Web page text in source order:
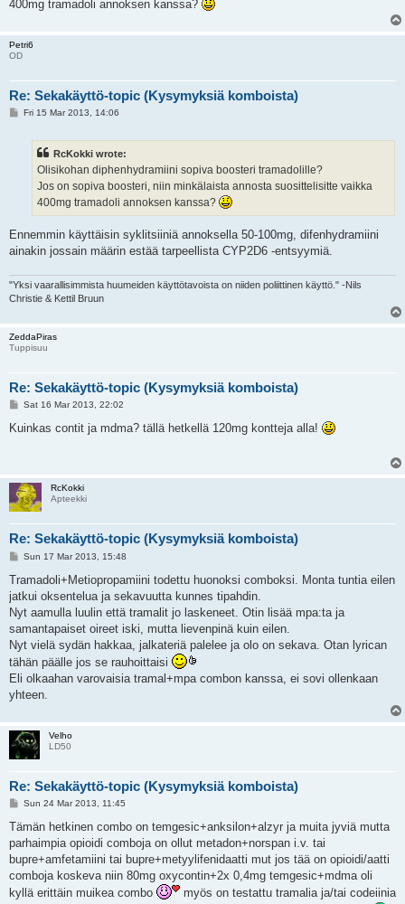
400mg tramadoli annoksen kanssa?
Petri6
OD
Re: Sekakäyttö-topic (Kysymyksiä komboista)
PFri 15 Mar 2013, 14:06
RcKokki wrote:
Olisikohan diphenhydramiini sopiva boosteri tramadolille?
Jos on sopiva boosteri, niin minkälaista annosta suosittelisitte vaikka
400mg tramadoli annoksen kanssa?
Ennemmin käyttäisin syklitsiiniä annoksella 50-100mg, difenhydramiini
ainakin jossain määrin estää tarpeellista CYP2D6 -entsyymiä.
"Yksi vaarallisimmista huumeiden käyttötavoista on niiden poliittinen käyttö." -Nils
Christie & Kettil Bruun
ZeddaPiras
Tuppisuu
Re: Sekakäyttö-topic (Kysymyksiä komboista)
P
s
Sat 16 Mar 2013, 22:02
Kuinkas contit ja mdma? tällä hetkellä 120mg kontteja alla!
RcKokki
Apteekki
Re: Sekakäyttö-topic (Kysymyksiä komboista)
P
s
Sun 17 Mar 2013, 15:48
Tramadoli+Metiopropamiini todettu huonoksi comboksi. Monta tuntia eilen
jatkui oksentelua ja sekavuutta kunnes tipahdin.
Nyt aamulla luulin että tramalit jo laskeneet. Otin lisää mpa:ta ja
samantapaiset oireet iski, mutta lievenpinä kuin eilen.
Nyt vielä sydän hakkaa, jalkateriä palelee ja olo on sekava. Otan lyrican
tähän päälle jos se rauhoittaisi
Eli olkaahan varovaisia tramal+mpa combon kanssa, ei sovi ollenkaan
yhteen.
Velho
LD50
Re: Sekakäyttö-topic (Kysymyksiä komboista)
P
s
Sun 24 Mar 2013, 11:45
Tämän hetkinen combo on temgesic+anksilon+alzyr ja muita jyviä mutta
parhaimpia opioidi comboja on ollut metadon+norspan i.v. tai
bupre+amfetamiini tai bupre+metyylifenidaatti mut jos tää on opioidi/aatti
comboja koskeva niin 80mg oxycontin+2x 0,4mg temgesic+mdma oli
kyllä erittäin muikea combo
myös on testattu tramalia ja/tai codeiinia